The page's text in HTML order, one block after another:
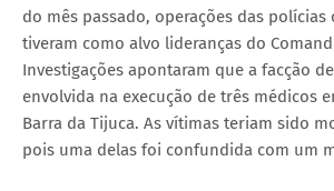
do mês passado, operações das
tiveram como alvo lideranças do
Investigações apontaram que a facção
envolvida na execução de três médicos
Barra da Tijuca. As vítimas teriam sido
pois uma delas foi confundida com um